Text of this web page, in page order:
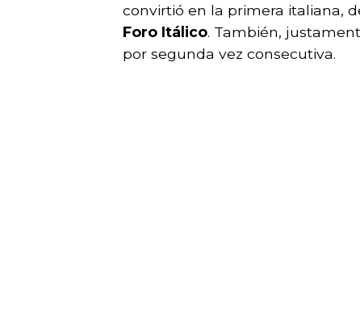
convirtió en la primera italiana,
Foro Itálico. También,
por segunda vez consecutiva.